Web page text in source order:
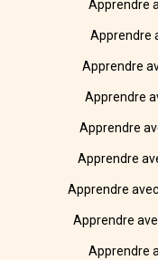
Apprendre
Apprendre
Apprendre
Apprendre
Apprendre
Apprendre
Apprendre
Apprendre
Apprendre